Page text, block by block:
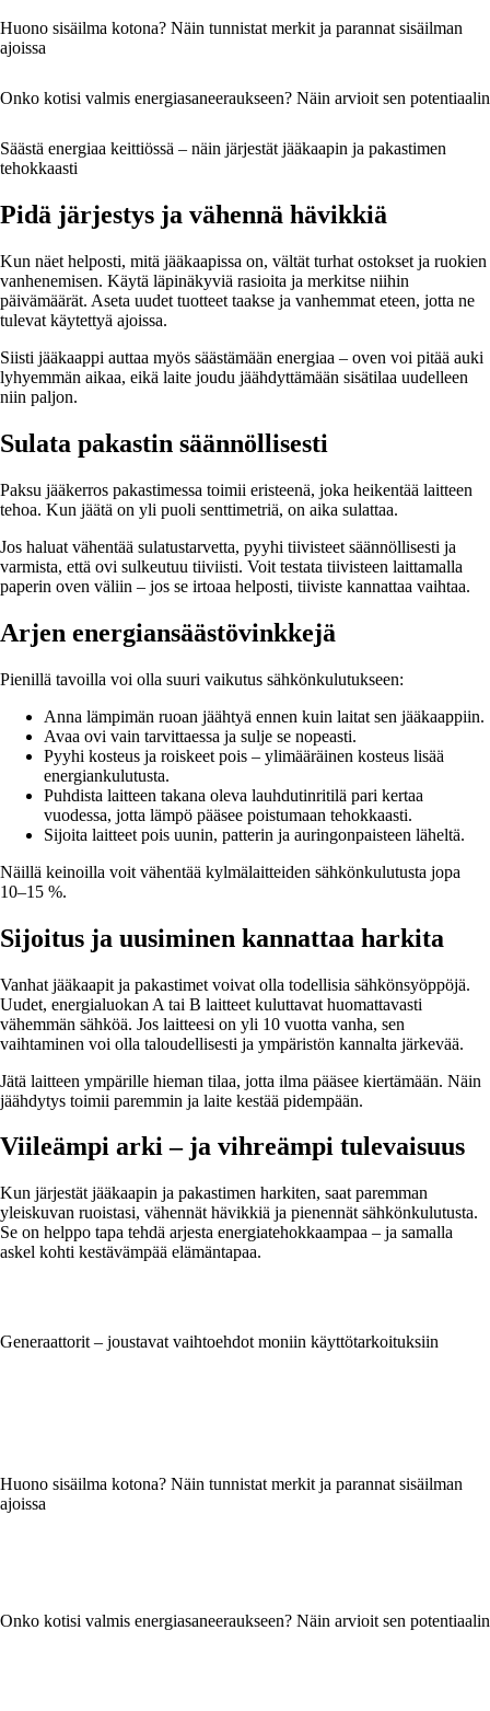
Huono sisäilma kotona? Näin tunnistat merkit ja parannat sisäilman
ajoissa
Onko kotisi valmis energiasaneeraukseen? Näin arvioit sen potentiaalin
Säästä energiaa keittiössä – näin järjestät jääkaapin ja pakastimen
tehokkaasti
Pidä järjestys ja vähennä hävikkiä
Kun näet helposti, mitä jääkaapissa on, vältät turhat ostokset ja ruokien
vanhenemisen. Käytä läpinäkyviä rasioita ja merkitse niihin
päivämäärät. Aseta uudet tuotteet taakse ja vanhemmat eteen, jotta ne
tulevat käytettyä ajoissa.
Siisti jääkaappi auttaa myös säästämään energiaa – oven voi pitää auki
lyhyemmän aikaa, eikä laite joudu jäähdyttämään sisätilaa uudelleen
niin paljon.
Sulata pakastin säännöllisesti
Paksu jääkerros pakastimessa toimii eristeenä, joka heikentää laitteen
tehoa. Kun jäätä on yli puoli senttimetriä, on aika sulattaa.
Jos haluat vähentää sulatustarvetta, pyyhi tiivisteet säännöllisesti ja
varmista, että ovi sulkeutuu tiiviisti. Voit testata tiivisteen laittamalla
paperin oven väliin – jos se irtoaa helposti, tiiviste kannattaa vaihtaa.
Arjen energiansäästövinkkejä
Pienillä tavoilla voi olla suuri vaikutus sähkönkulutukseen:
Anna lämpimän ruoan jäähtyä ennen kuin laitat sen jääkaappiin.
Avaa ovi vain tarvittaessa ja sulje se nopeasti.
Pyyhi kosteus ja roiskeet pois – ylimääräinen kosteus lisää
energiankulutusta.
Puhdista laitteen takana oleva lauhdutinritilä pari kertaa
vuodessa, jotta lämpö pääsee poistumaan tehokkaasti.
Sijoita laitteet pois uunin, patterin ja auringonpaisteen läheltä.
Näillä keinoilla voit vähentää kylmälaitteiden sähkönkulutusta jopa
10–15 %.
Sijoitus ja uusiminen kannattaa harkita
Vanhat jääkaapit ja pakastimet voivat olla todellisia sähkönsyöppöjä.
Uudet, energialuokan A tai B laitteet kuluttavat huomattavasti
vähemmän sähköä. Jos laitteesi on yli 10 vuotta vanha, sen
vaihtaminen voi olla taloudellisesti ja ympäristön kannalta järkevää.
Jätä laitteen ympärille hieman tilaa, jotta ilma pääsee kiertämään. Näin
jäähdytys toimii paremmin ja laite kestää pidempään.
Viileämpi arki – ja vihreämpi tulevaisuus
Kun järjestät jääkaapin ja pakastimen harkiten, saat paremman
yleiskuvan ruoistasi, vähennät hävikkiä ja pienennät sähkönkulutusta.
Se on helppo tapa tehdä arjesta energiatehokkaampaa – ja samalla
askel kohti kestävämpää elämäntapaa.
Generaattorit – joustavat vaihtoehdot moniin käyttötarkoituksiin
Huono sisäilma kotona? Näin tunnistat merkit ja parannat sisäilman
ajoissa
Onko kotisi valmis energiasaneeraukseen? Näin arvioit sen potentiaalin